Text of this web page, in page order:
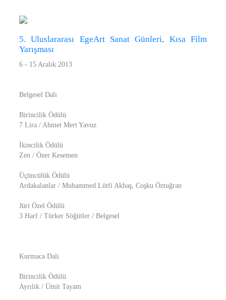
5. Uluslararası EgeArt Sanat Günleri, Kısa Film
Yarışması
6 - 15 Aralık 2013
Belgesel Dalı
Birincilik Ödülü
7 Lira / Ahmet Mert Yavuz
İkincilik Ödülü
Zen / Özer Kesemen
Üçüncülük Ödülü
Ardakalanlar / Muhammed Lütfi Akbaş, Coşku Öztuğran
Jüri Özel Ödülü
3 Harf / Türker Söğütler / Belgesel
Kurmaca Dalı
Birincilik Ödülü
Ayrılık / Ümit Tayam